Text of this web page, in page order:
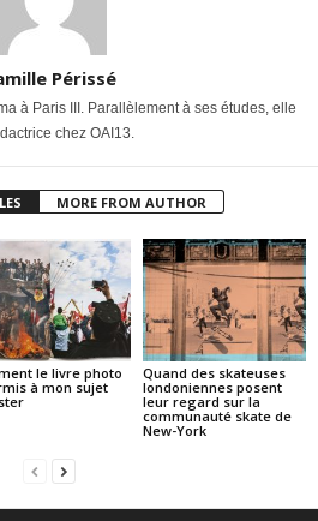
Périssé
à Paris III. Parallèlement à ses études, elle
chez OAI13.
MORE FROM AUTHOR
le livre photo
à mon sujet
Quand des skateuses
londoniennes posent
leur regard sur la
communauté skate de
New-York